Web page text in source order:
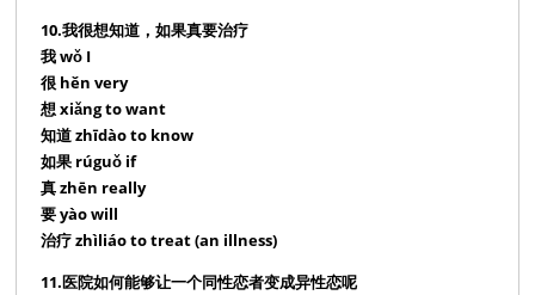
10.我很想知道，如果真要治疗
我 wǒ I
很 hěn very
想 xiǎng to want
知道 zhīdào to know
如果 rúguǒ if
真 zhēn really
要 yào will
治疗 zhìliáo to treat (an illness)
11.医院如何能够让一个同性恋者变成异性恋呢